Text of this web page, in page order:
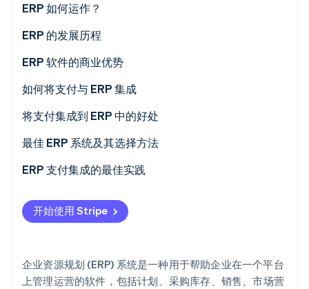
了解 Stripe 如何为 AI 构建经济基础设施。
ERP 如何运作？
ERP 的发展历程
ERP 软件的商业优势
如何将支付与 ERP 集成
第 1 步：评估您的支付流程和需求
第 2 步：评估您的支付处理商的技术和支持
第 3 步：创建集成蓝图和数据映射
第 4 步：测试功能：
第 5 步：制定员工培训和文档
第 7 步：优化和扩展
将支付集成到 ERP 中的好处
最佳 ERP 系统及其选择方法
流行的 ERP 系统
如何选择合适的 ERP 系统
ERP 支付集成的最佳实践
支付流程
安全性
用户体验
开始使用 Stripe
企业资源规划 (ERP) 系统是一种用于帮助企业在一个平台
上管理运营的软件，包括计划、采购库存、销售、市场营